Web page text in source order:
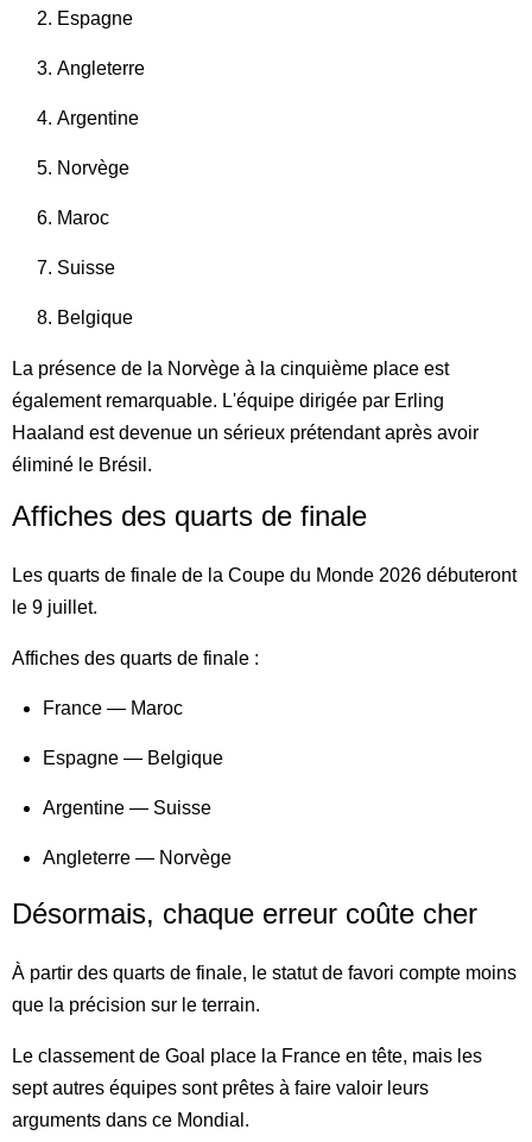
Espagne
Angleterre
Argentine
Norvège
Maroc
Suisse
Belgique
La présence de la Norvège à la cinquième place est
également remarquable. L'équipe dirigée par Erling
Haaland est devenue un sérieux prétendant après avoir
éliminé le Brésil.
Affiches des quarts de finale
Les quarts de finale de la Coupe du Monde 2026 débuteront
le 9 juillet.
Affiches des quarts de finale :
France — Maroc
Espagne — Belgique
Argentine — Suisse
Angleterre — Norvège
Désormais, chaque erreur coûte cher
À partir des quarts de finale, le statut de favori compte moins
que la précision sur le terrain.
Le classement de Goal place la France en tête, mais les
sept autres équipes sont prêtes à faire valoir leurs
arguments dans ce Mondial.